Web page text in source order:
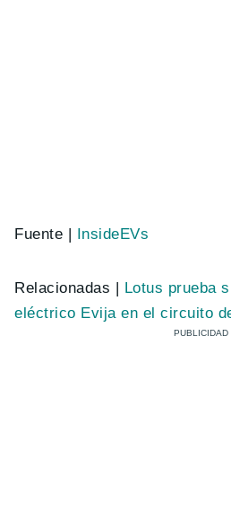
Fuente | InsideEVs
Relacionadas | Lotus prueba
eléctrico Evija en el circuito